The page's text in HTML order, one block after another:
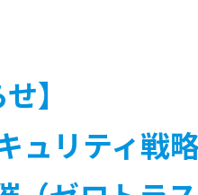
】
ュリティ戦